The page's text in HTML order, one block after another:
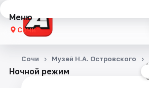
Меню
Сочи
Концерты
Ночной режим
Сочи Музей Н.А. Островского